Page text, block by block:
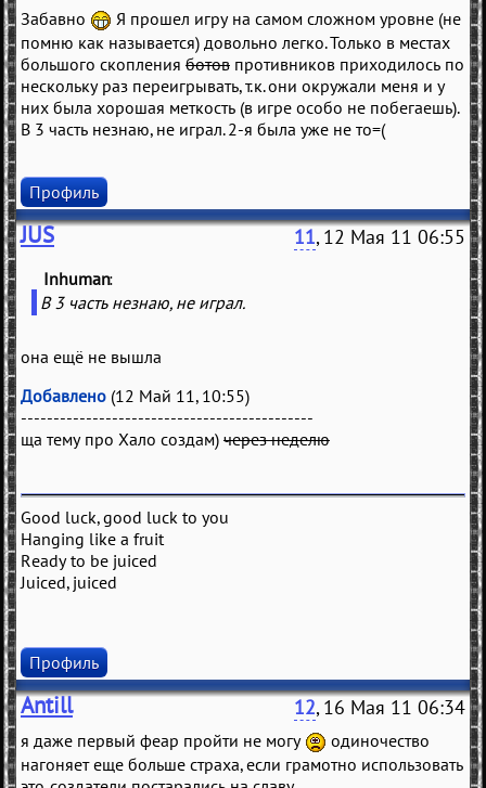
Забавно
Я прошел игру на самом сложном уровне (не
помню как называется) довольно легко. Только в местах
большого скопления ботов противников приходилось по
нескольку раз переигрывать, т.к. они окружали меня и у
них была хорошая меткость (в игре особо не побегаешь).
В 3 часть незнаю, не играл. 2-я была уже не то=(
Профиль
JUS 11, 12 Мая 11 06:55
Inhuman
В 3 часть незнаю, не играл.
она ещё не вышла
Добавлено (12 Май 11, 10:55)
---------------------------------------------
ща тему про Хало создам) через неделю
Good luck, good luck to you
Hanging like a fruit
Ready to be juiced
Juiced, juiced
Профиль
Antill 12, 16 Мая 11 06:34
я даже первый феар пройти не могу
одиночество
нагоняет еще больше страха, если грамотно использовать